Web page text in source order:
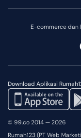
E-commerce dan
Download Aplikasi
© 99.co 2014 — 2026
Rumah123 (PT Web